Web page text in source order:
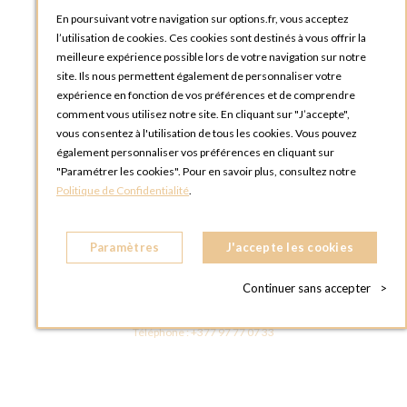
OPTIONS ROUEN
Rue du Clos Tellier
76800 Saint-Etienne-du-Rouvray
FRANCE
Téléphone :+33 2 35 08 38 53
OPTIONS TOULOUSE
6 rue Gaye Marie, ZAC de Saint-Martin du Touch
31300 Toulouse
FRANCE
OPTIONS MC
Téléphone :+377 97 77 07 33
En poursuivant votre navigation sur options.fr, vous acceptez
l’utilisation de cookies. Ces cookies sont destinés à vous offrir la
meilleure expérience possible lors de votre navigation sur notre
site. Ils nous permettent également de personnaliser votre
expérience en fonction de vos préférences et de comprendre
comment vous utilisez notre site. En cliquant sur "J’accepte",
vous consentez à l'utilisation de tous les cookies. Vous pouvez
également personnaliser vos préférences en cliquant sur
"Paramétrer les cookies". Pour en savoir plus, consultez notre
Politique de Confidentialité.
Paramètres J'accepte les cookies
Continuer sans accepter >